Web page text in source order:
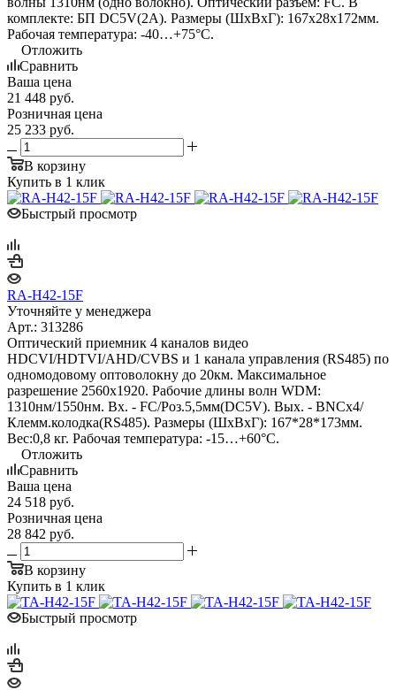
комплекте: БП DC5V(2A). Размеры (ШxВxГ): 167x28x172мм.
Рабочая температура: -40…+75°С.
Отложить
Сравнить
Ваша цена
21 448 руб.
Розничная цена
25 233 руб.
В корзину
Купить в 1 клик
Быстрый просмотр
RA-H42-15F
Уточняйте у менеджера
Арт.: 313286
Оптический приемник 4 каналов видео
HDCVI/HDTVI/AHD/CVBS и 1 канала управления (RS485) по
одномодовому оптоволокну до 20км. Максимальное
разрешение 2560x1920. Рабочие длины волн WDM:
1310нм/1550нм. Вх. - FC/Роз.5,5мм(DC5V). Вых. - BNCх4/
Клемм.колодка(RS485). Размеры (ШxВxГ): 167*28*173мм.
Вес:0,8 кг. Рабочая температура: -15…+60°С.
Отложить
Сравнить
Ваша цена
24 518 руб.
Розничная цена
28 842 руб.
В корзину
Купить в 1 клик
Быстрый просмотр